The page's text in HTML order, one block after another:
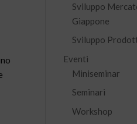
Sviluppo
Giappone
Sviluppo
Eventi
Miniseminar
Seminari
Workshop